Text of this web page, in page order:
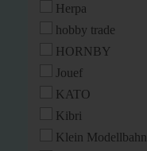
Herpa
hobby trade
HORNBY
Jouef
KATO
Kibri
Klein Modellbahn